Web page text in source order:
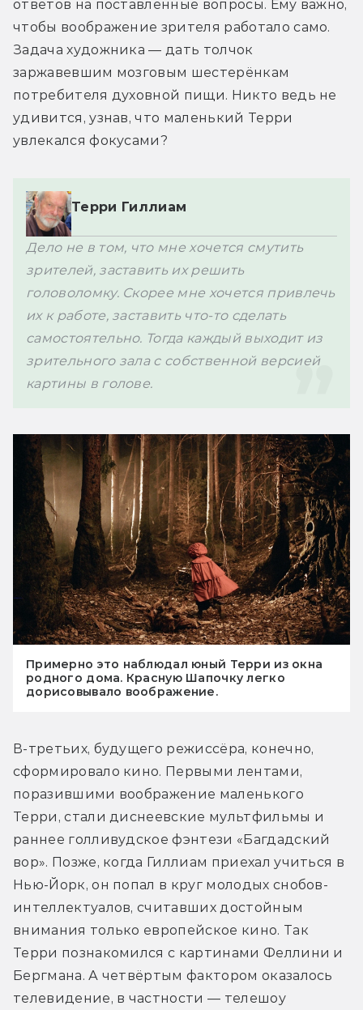
ответов на поставленные вопросы. Ему важно,
чтобы воображение зрителя работало само.
Задача художника — дать толчок
заржавевшим мозговым шестерёнкам
потребителя духовной пищи. Никто ведь не
удивится, узнав, что маленький Терри
увлекался фокусами?
Терри Гиллиам
Дело не в том, что мне хочется смутить
зрителей, заставить их решить
головоломку. Скорее мне хочется привлечь
их к работе, заставить что-то сделать
самостоятельно. Тогда каждый выходит из
зрительного зала с собственной версией
картины в голове.
Примерно это наблюдал юный Терри из окна
родного дома. Красную Шапочку легко
дорисовывало воображение.
В-третьих, будущего режиссёра, конечно,
сформировало кино. Первыми лентами,
поразившими воображение маленького
Терри, стали диснеевские мультфильмы и
раннее голливудское фэнтези «Багдадский
вор». Позже, когда Гиллиам приехал учиться в
Нью-Йорк, он попал в круг молодых снобов-
интеллектуалов, считавших достойным
внимания только европейское кино. Так
Терри познакомился с картинами Феллини и
Бергмана. А четвёртым фактором оказалось
телевидение, в частности — телешоу